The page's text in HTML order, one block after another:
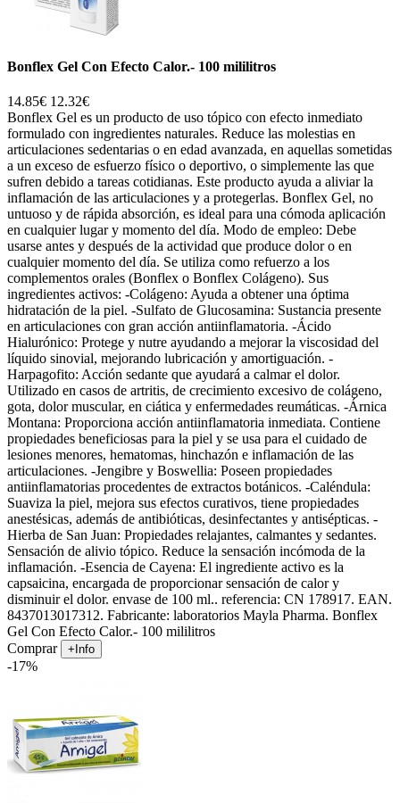
Bonflex Gel Con Efecto Calor.- 100 mililitros
14.85€ 12.32€
Bonflex Gel es un producto de uso tópico con efecto inmediato
formulado con ingredientes naturales. Reduce las molestias en
articulaciones sedentarias o en edad avanzada, en aquellas sometidas
a un exceso de esfuerzo físico o deportivo, o simplemente las que
sufren debido a tareas cotidianas. Este producto ayuda a aliviar la
inflamación de las articulaciones y a protegerlas. Bonflex Gel, no
untuoso y de rápida absorción, es ideal para una cómoda aplicación
en cualquier lugar y momento del día. Modo de empleo: Debe
usarse antes y después de la actividad que produce dolor o en
cualquier momento del día. Se utiliza como refuerzo a los
complementos orales (Bonflex o Bonflex Colágeno). Sus
ingredientes activos: -Colágeno: Ayuda a obtener una óptima
hidratación de la piel. -Sulfato de Glucosamina: Sustancia presente
en articulaciones con gran acción antiinflamatoria. -Ácido
Hialurónico: Protege y nutre ayudando a mejorar la viscosidad del
líquido sinovial, mejorando lubricación y amortiguación. -
Harpagofito: Acción sedante que ayudará a calmar el dolor.
Utilizado en casos de artritis, de crecimiento excesivo de colágeno,
gota, dolor muscular, en ciática y enfermedades reumáticas. -Árnica
Montana: Proporciona acción antiinflamatoria inmediata. Contiene
propiedades beneficiosas para la piel y se usa para el cuidado de
lesiones menores, hematomas, hinchazón e inflamación de las
articulaciones. -Jengibre y Boswellia: Poseen propiedades
antiinflamatorias procedentes de extractos botánicos. -Caléndula:
Suaviza la piel, mejora sus efectos curativos, tiene propiedades
anestésicas, además de antibióticas, desinfectantes y antisépticas. -
Hierba de San Juan: Propiedades relajantes, calmantes y sedantes.
Sensación de alivio tópico. Reduce la sensación incómoda de la
inflamación. -Esencia de Cayena: El ingrediente activo es la
capsaicina, encargada de proporcionar sensación de calor y
disminuir el dolor. envase de 100 ml.. referencia: CN 178917. EAN.
8437013017312. Fabricante: laboratorios Mayla Pharma. Bonflex
Gel Con Efecto Calor.- 100 mililitros
Comprar
+Info
-17%